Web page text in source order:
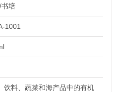
培
1001
饮料、蔬菜和海产品中的有机